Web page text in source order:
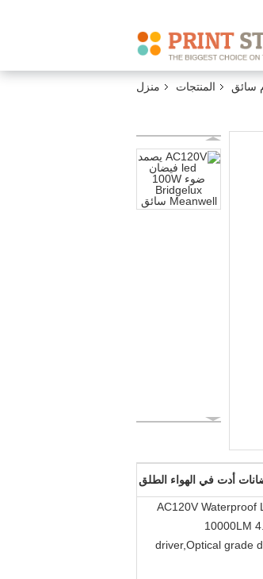
منزل المنتجات سائق
AC120V Waterproof
10000LM
driver,Optical grade